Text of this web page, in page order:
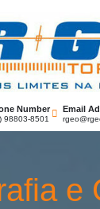
medida exata!
Number
98803-8501
Email
e